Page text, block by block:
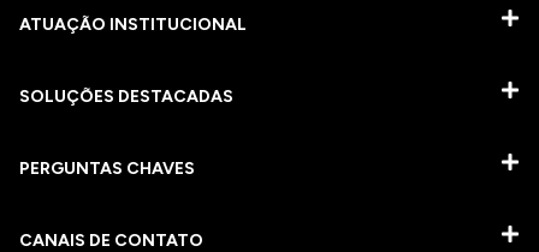
ATUAÇÃO INSTITUCIONAL
SOLUÇÕES DESTACADAS
PERGUNTAS CHAVES​
CANAIS DE CONTATO